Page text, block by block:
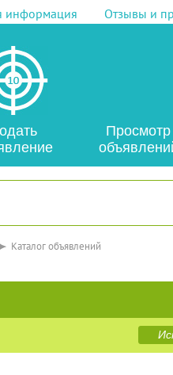
информация Отзывы и
Просмотр
Каталог объявлений